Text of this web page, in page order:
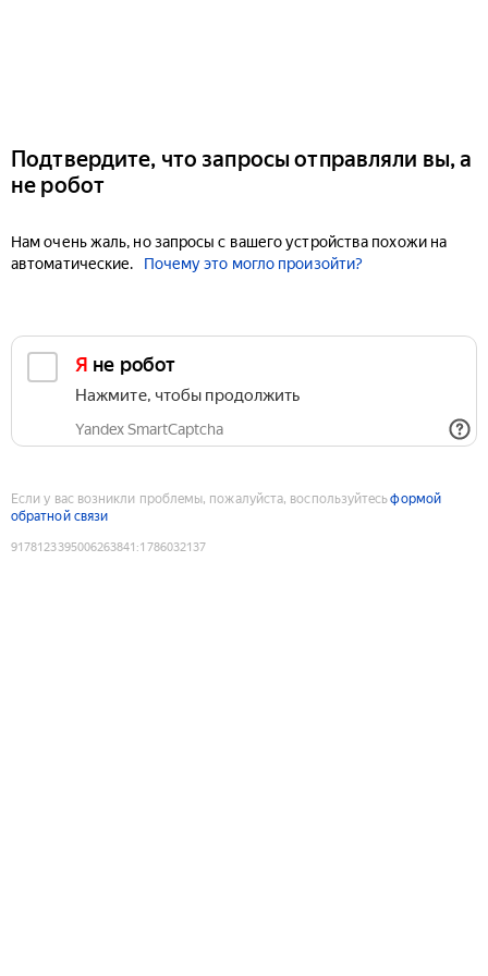
Подтвердите, что запросы отправляли вы, а
не робот
Нам очень жаль, но запросы с вашего устройства похожи на
автоматические.
Почему это могло произойти?
Я не робот
Нажмите, чтобы продолжить
Yandex SmartCaptcha
Если у вас возникли проблемы, пожалуйста, воспользуйтесьформой
обратной связи
9178123395006263841 :1786032137